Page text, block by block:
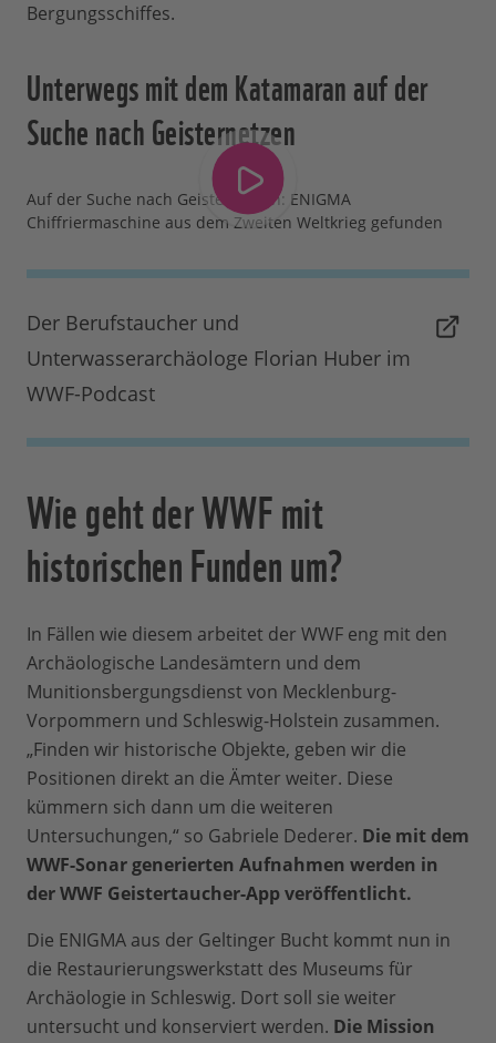
Bergungsschiffes.
Unterwegs mit dem Katamaran auf der
Suche nach Geisternetzen
Auf der Suche nach Geisternetzen: ENIGMA
Chiffriermaschine aus dem Zweiten Weltkrieg gefunden
Der Berufstaucher und
Unterwasserarchäologe Florian Huber im
WWF-Podcast
Wie geht der WWF mit
historischen Funden um?
In Fällen wie diesem arbeitet der WWF eng mit den
Archäologische Landesämtern und dem
Munitionsbergungsdienst von Mecklenburg-
Vorpommern und Schleswig-Holstein zusammen.
„Finden wir historische Objekte, geben wir die
Positionen direkt an die Ämter weiter. Diese
kümmern sich dann um die weiteren
Untersuchungen,“ so Gabriele Dederer. Die mit dem
WWF-Sonar generierten Aufnahmen werden in
der WWF Geistertaucher-App veröffentlicht.
Die ENIGMA aus der Geltinger Bucht kommt nun in
die Restaurierungswerkstatt des Museums für
Archäologie in Schleswig. Dort soll sie weiter
untersucht und konserviert werden. Die Mission